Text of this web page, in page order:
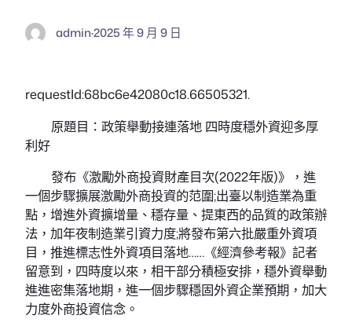
admin·2025 年 9 月 9 日
requestId:68bc6e42080c18.66505321.
原題目：政策舉動接連落地 四時度穩外資迎多厚
利好
發布《激勵外商投資財產目次(2022年版)》，進
一個步驟擴展激勵外商投資的范圍;出臺以制造業為重
點，增進外資擴增量、穩存量、提東西的品質的政策辦
法，加年夜制造業引資力度;將發布第六批嚴重外資項
目，推進標志性外資項目落地……《經濟參考報》記者
留意到，四時度以來，相干部分積極安排，穩外資舉動
進進密集落地期，進一個步驟穩固外資企業預期，加大
力度外商投資信念。